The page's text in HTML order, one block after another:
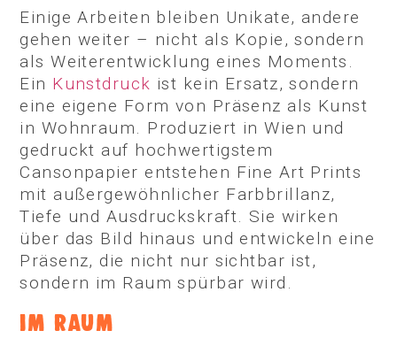
Einige Arbeiten bleiben Unikate, andere
gehen weiter – nicht als Kopie, sondern
als Weiterentwicklung eines Moments.
Ein Kunstdruck ist kein Ersatz, sondern
eine eigene Form von Präsenz als Kunst
in Wohnraum. Produziert in Wien und
gedruckt auf hochwertigstem
Cansonpapier entstehen Fine Art Prints
mit außergewöhnlicher Farbbrillanz,
Tiefe und Ausdruckskraft. Sie wirken
über das Bild hinaus und entwickeln eine
Präsenz, die nicht nur sichtbar ist,
sondern im Raum spürbar wird.
IM RAUM